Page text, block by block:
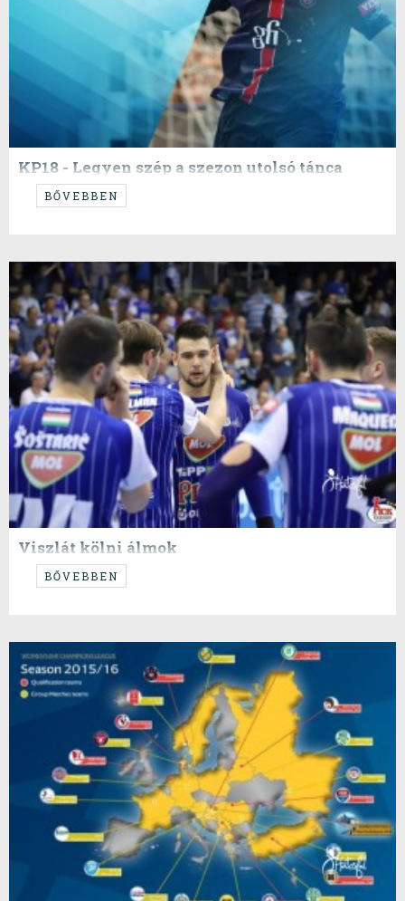
KP18 - Legyen szép a szezon utolsó tánca
Légyszi, légyszi, légyszi!
BŐVEBBEN
Viszlát kölni álmok
Fél óra katarzis, fél óra józanodás
BŐVEBBEN